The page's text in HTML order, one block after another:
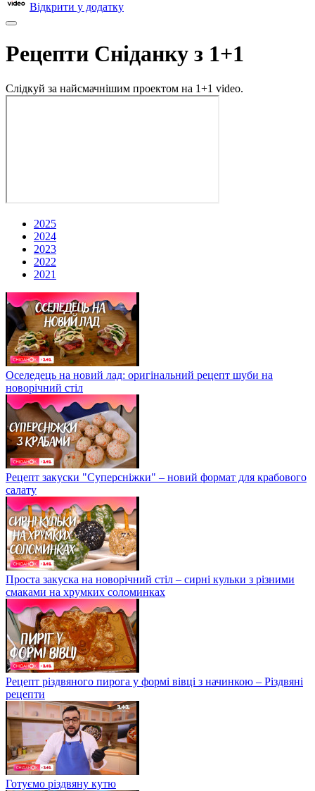
Відкрити у додатку
Рецепти Сніданку з 1+1
Слідкуй за найсмачнішим проектом на 1+1 video.
2025
2024
2023
2022
2021
Оселедець на новий лад: оригінальний рецепт шуби на
новорічний стіл
Рецепт закуски "Суперсніжки" – новий формат для крабового
салату
Проста закуска на новорічний стіл – сирні кульки з різними
смаками на хрумких соломинках
Рецепт різдвяного пирога у формі вівці з начинкою – Різдвяні
рецепти
Готуємо різдвяну кутю